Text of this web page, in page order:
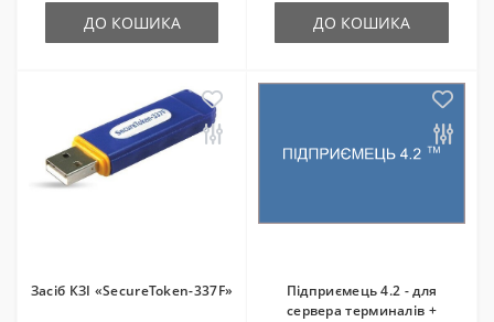
ДО КОШИКА ДО КОШИКА
Засіб КЗІ «SecureToken-337F»
Підприємець 4.2 - для
сервера терминалів +